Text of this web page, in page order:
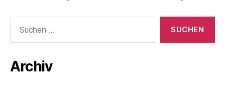
nach:
Archiv